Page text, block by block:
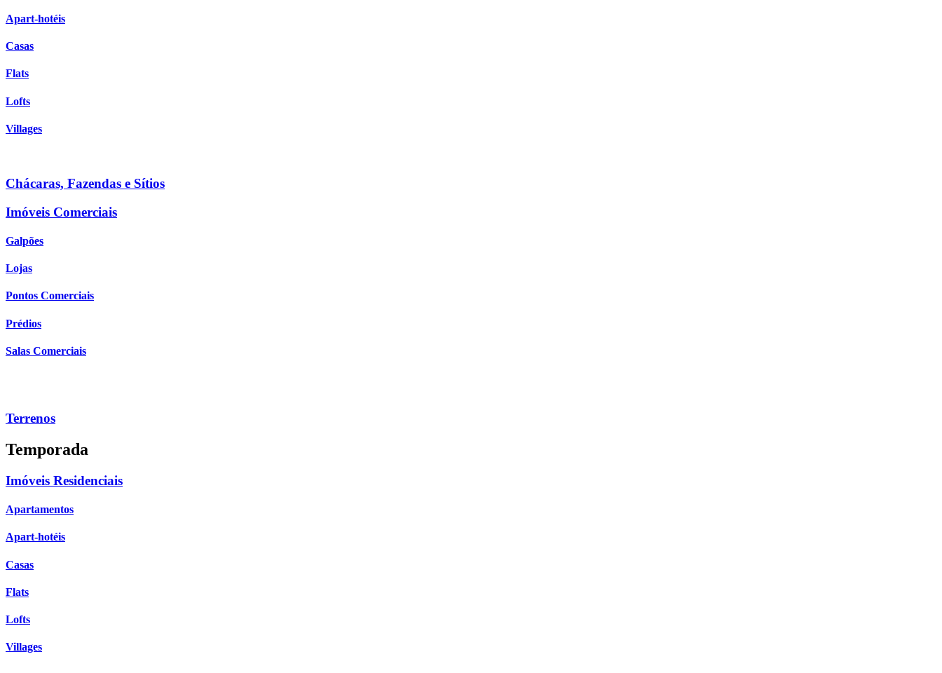
Apart-hotéis
Casas
Flats
Lofts
Villages
Chácaras, Fazendas e Sítios
Imóveis Comerciais
Galpões
Lojas
Pontos Comerciais
Prédios
Salas Comerciais
Terrenos
Temporada
Imóveis Residenciais
Apartamentos
Apart-hotéis
Casas
Flats
Lofts
Villages